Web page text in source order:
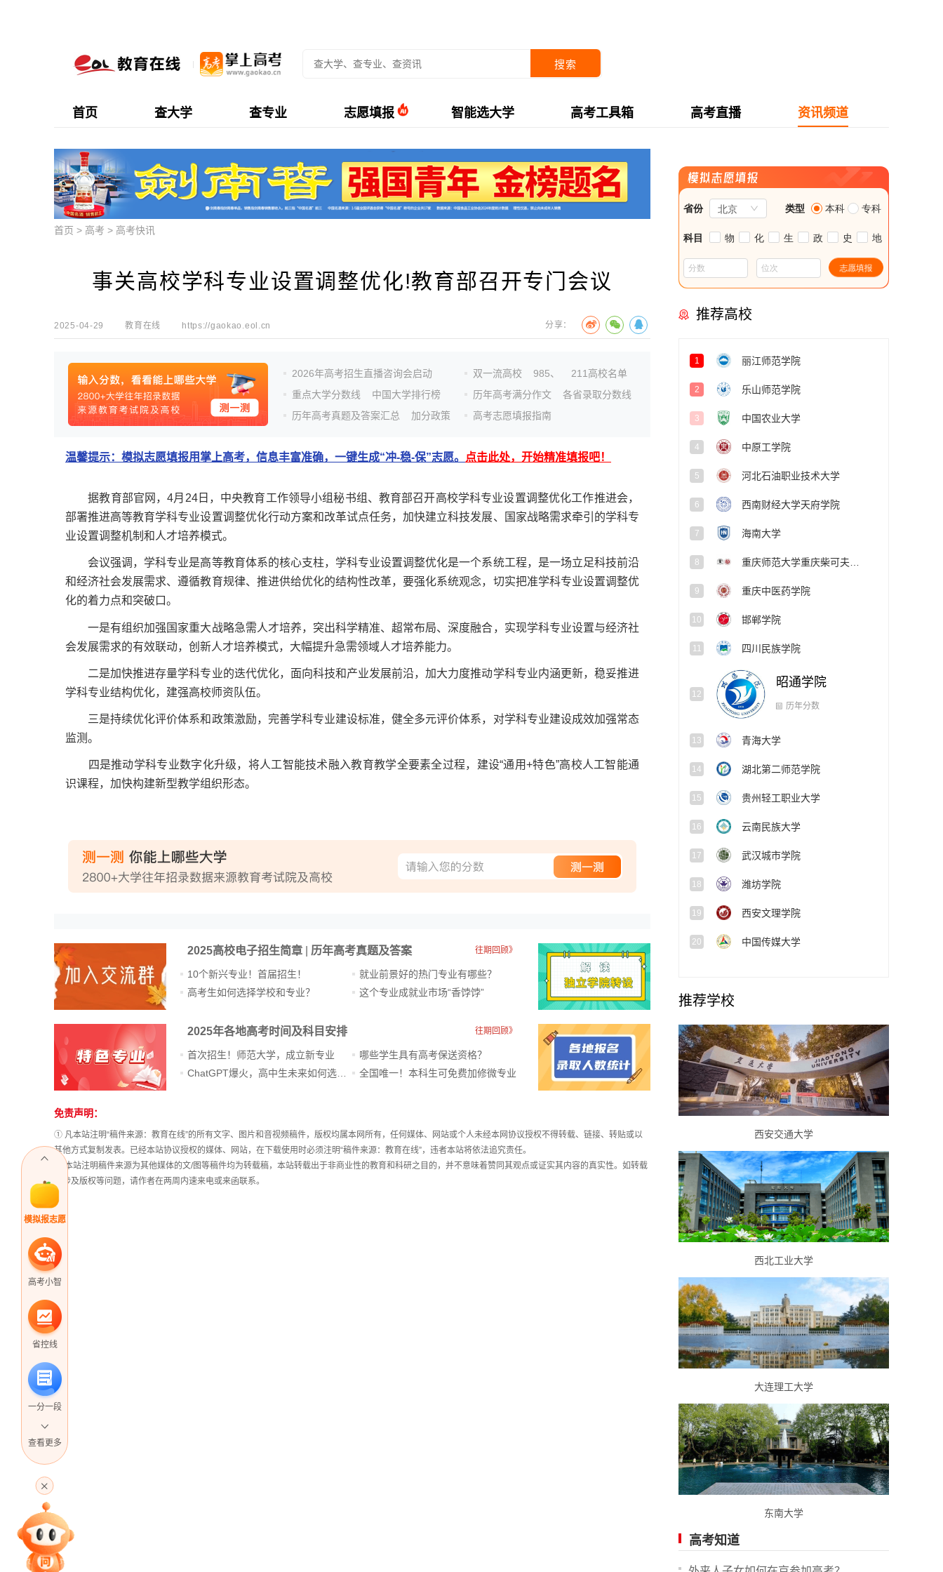
搜索
首页 查大学 查专业 志愿填报 智能选大学 高考工具箱 高考直播 资讯频道
模拟报志愿
高考小智
省控线
一分一段
专家指导课
查看更多
首页 > 高考 > 高考快讯
事关高校学科专业设置调整优化!教育部召开专门会议
2025-04-29 教育在线 https://gaokao.eol.cn 分享：
2026年高考招生直播咨询会启动
重点大学分数线
中国大学排行榜
历年高考真题及答案汇总
加分政策
双一流高校 985、
211高校名单
历年高考满分作文
各省录取分数线
高考志愿填报指南
温馨提示：模拟志愿填报用掌上高考，信息丰富准确，一键生成“冲-稳-保”志愿。 点击此处，开始精准填报吧！
据教育部官网，4月24日，中央教育工作领导小组秘书组、教育部召开高校学科专业设置调整优化工作推进会，
部署推进高等教育学科专业设置调整优化行动方案和改革试点任务，加快建立科技发展、国家战略需求牵引的学科专
业设置调整机制和人才培养模式。
会议强调，学科专业是高等教育体系的核心支柱，学科专业设置调整优化是一个系统工程，是一场立足科技前沿
和经济社会发展需求、遵循教育规律、推进供给优化的结构性改革，要强化系统观念，切实把准学科专业设置调整优
化的着力点和突破口。
一是有组织加强国家重大战略急需人才培养，突出科学精准、超常布局、深度融合，实现学科专业设置与经济社
会发展需求的有效联动，创新人才培养模式，大幅提升急需领域人才培养能力。
二是加快推进存量学科专业的迭代优化，面向科技和产业发展前沿，加大力度推动学科专业内涵更新，稳妥推进
学科专业结构优化，建强高校师资队伍。
三是持续优化评价体系和政策激励，完善学科专业建设标准，健全多元评价体系，对学科专业建设成效加强常态
监测。
四是推动学科专业数字化升级，将人工智能技术融入教育教学全要素全过程，建设“通用+特色”高校人工智能通
识课程，加快构建新型教学组织形态。
2025高校电子招生简章 历年高考真题及答案 往期回顾》
10个新兴专业！首届招生！
高考生如何选择学校和专业？
就业前景好的热门专业有哪些？
这个专业成就业市场“香饽饽”​
2025年各地高考时间及科目安排 往期回顾》
首次招生！师范大学，成立新专业
ChatGPT爆火，高中生未来如何选专业？
哪些学生具有高考保送资格？
全国唯一！本科生可免费加修微专业
站
长
统
免责声明：
① 凡本站注明“稿件来源：教育在线”的所有文字、图片和音视频稿件，版权均属本网所有，任何媒体、网站或个人未经本网协议授权不得转载、链接、转贴或以
其他方式复制发表。已经本站协议授权的媒体、网站，在下载使用时必须注明“稿件来源：教育在线”，违者本站将依法追究责任。
② 本站注明稿件来源为其他媒体的文/图等稿件均为转载稿，本站转载出于非商业性的教育和科研之目的，并不意味着赞同其观点或证实其内容的真实性。如转载
稿涉及版权等问题，请作者在两周内速来电或来函联系。
推荐高校
1 丽江师范学院
2 乐山师范学院
3 中国农业大学
4 中原工学院
5 河北石油职业技术大学
6 西南财经大学天府学院
7 海南大学
8
9 重庆中医药学院
10 邯郸学院
11 四川民族学院
昭通学院
青海大学
14 湖北第二师范学院
15 贵州轻工职业大学
16 云南民族大学
17 武汉城市学院
18 潍坊学院
19 西安文理学院
20 中国传媒大学
推荐学校
西安交通大学
西北工业大学
大连理工大学
东南大学
高考知道